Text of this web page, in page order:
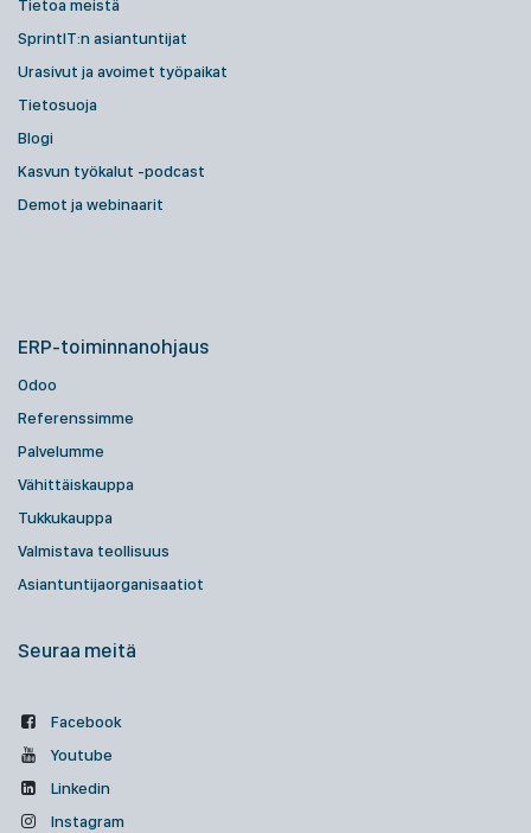
Tietoa meistä
SprintIT:n asiantuntijat
Urasivut ja avoimet työpaikat
Tietosuoja
Blogi
Kasvun työkalut -podcast
Demot ja webinaarit
ERP-toiminnanohjaus
Odoo
Referenssimme
Palvelumme
Vähittäiskauppa
Tukkukauppa
Valmistava teollisuus
Asiantuntijaorganisaatiot
Seuraa meitä
Facebook
Youtube
Linkedin
Instagram